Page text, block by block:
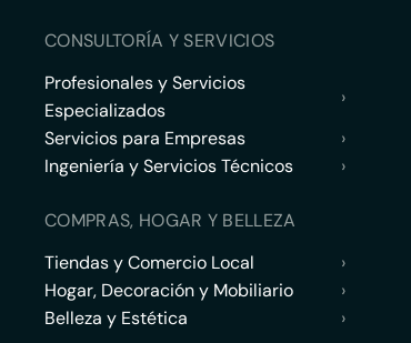
CONSULTORÍA Y SERVICIOS
Profesionales y Servicios
Especializados
›
Servicios para Empresas
›
Ingeniería y Servicios Técnicos
›
COMPRAS, HOGAR Y BELLEZA
Tiendas y Comercio Local
›
Hogar, Decoración y Mobiliario
›
Belleza y Estética
›